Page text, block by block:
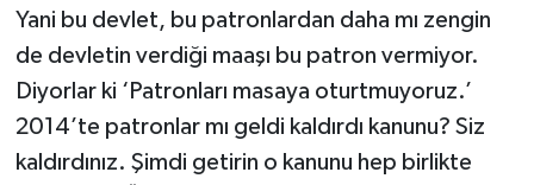
Yani bu devlet, bu patronlardan daha mı zengin
de devletin verdiği maaşı bu patron vermiyor.
Diyorlar ki ‘Patronları masaya oturtmuyoruz.’
2014’te patronlar mı geldi kaldırdı kanunu? Siz
kaldırdınız. Şimdi getirin o kanunu hep birlikte